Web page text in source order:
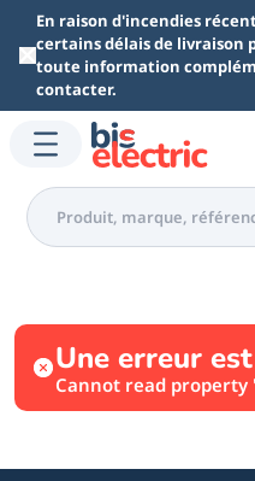
Aller au contenu principal
En raison d'incendies
certains délais de livraison
toute information
contacter.
Une erreur
Cannot read